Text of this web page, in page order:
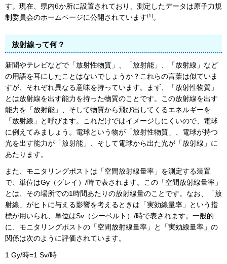
す。現在、県内6か所に設置されており、測定したデータは原子力規
制委員会のホームページに公開されています(1)。
放射線って何？
新聞やテレビなどで「放射性物質」、「放射能」、「放射線」など
の用語を耳にしたことはないでしょうか？これらの言葉は似ていま
すが、それぞれ異なる意味を持っています。まず、「放射性物質」
とは放射線を出す能力を持った物質のことです。この放射線を出す
能力を「放射能」、そして物質から飛び出してくるエネルギーを
「放射線」と呼びます。これだけではイメージしにくいので、電球
に例えてみましょう。電球という物が「放射性物質」、電球が持つ
光を出す能力が「放射能」、そして電球から出た光が「放射線」に
あたります。
また、モニタリングポストは「空間放射線量率」を測定する装置
で、単位はGy（グレイ）/時で表されます。この「空間放射線量率」
とは、その場所での1時間あたりの放射線量のことです。なお、「放
射線」がヒトに与える影響を考えるときは「実効線量率」という指
標が用いられ、単位はSv（シーベルト）/時で表されます。一般的
に、モニタリングポストの「空間放射線量率」と「実効線量率」の
関係は次のように評価されています。
1 Gy/時=1 Sv/時